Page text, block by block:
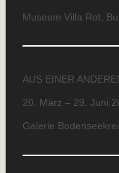
Museum Villa Rot,
AUS EINER
20. März – 29. Juni
Galerie